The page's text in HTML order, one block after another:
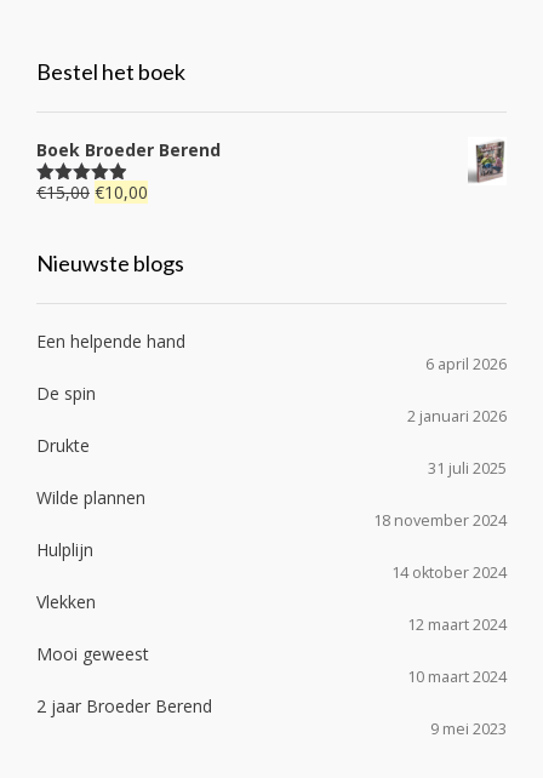
Bestel het boek
Boek Broeder Berend
Gewaardeerd
€15,00 Oorspronkelijke
€15,00.
€10,00
€10,00.
Nieuwste blogs
Een helpende hand
6 april 2026
De spin
2 januari 2026
Drukte
31 juli 2025
Wilde plannen
18 november 2024
Hulplijn
14 oktober 2024
Vlekken
12 maart 2024
Mooi geweest
10 maart 2024
2 jaar Broeder Berend
9 mei 2023